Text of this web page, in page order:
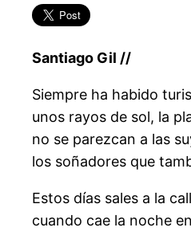
Santiago Gil //
Siempre ha habido
unos rayos de sol, la
no se parezcan a las
los soñadores que
Estos días sales a la
cuando cae la noche